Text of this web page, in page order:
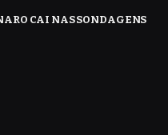
CAI NAS SONDAGENS